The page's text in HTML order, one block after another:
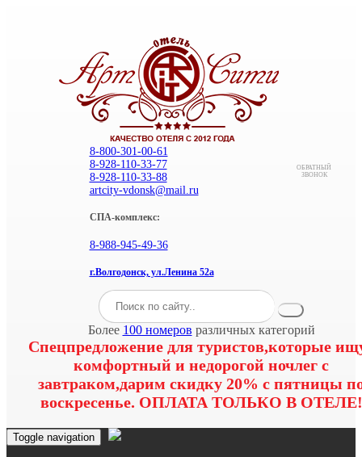
8-800-301-00-61
8-928-110-33-77
8-928-110-33-88
artcity-vdonsk@mail.ru
СПА-комплекс:
8-988-945-49-36
г.Волгодонск, ул.Ленина 52а
ОБРАТНЫЙ
ЗВОНОК
Более 100 номеров различных категорий
Спецпредложение для туристов,которые
комфортный и недорогой ночлег с
завтраком,дарим скидку 20% с пятницы
воскресенье. ОПЛАТА ТОЛЬКО В ОТЕЛЕ!
Toggle navigation